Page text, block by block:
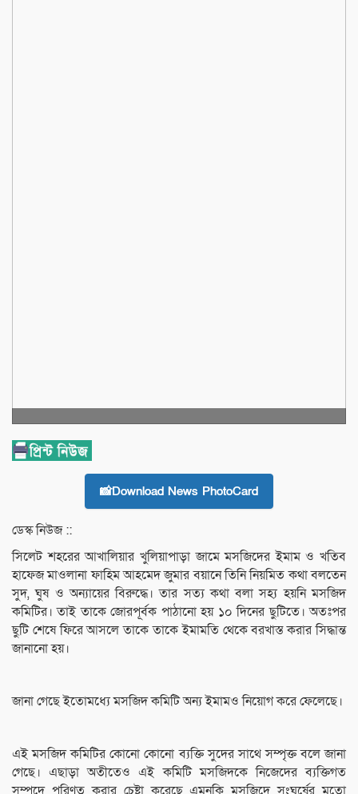
📸Download News PhotoCard
ডেস্ক নিউজ ::
সিলেট শহরের আখালিয়ার খুলিয়াপাড়া জামে মসজিদের ইমাম ও খতিব
হাফেজ মাওলানা ফাহিম আহমেদ জুমার বয়ানে তিনি নিয়মিত কথা বলতেন
সুদ, ঘুষ ও অন্যায়ের বিরুদ্ধে। তার সত্য কথা বলা সহ্য হয়নি মসজিদ
কমিটির। তাই তাকে জোরপূর্বক পাঠানো হয় ১০ দিনের ছুটিতে। অতঃপর
ছুটি শেষে ফিরে আসলে তাকে তাকে ইমামতি থেকে বরখাস্ত করার সিদ্ধান্ত
জানানো হয়।
জানা গেছে ইতোমধ্যে মসজিদ কমিটি অন্য ইমামও নিয়োগ করে ফেলেছে।
এই মসজিদ কমিটির কোনো কোনো ব্যক্তি সুদের সাথে সম্পৃক্ত বলে জানা
গেছে। এছাড়া অতীতেও এই কমিটি মসজিদকে নিজেদের ব্যক্তিগত